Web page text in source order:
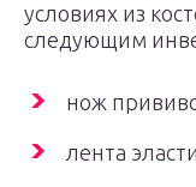
условиях из
следующим
нож
лента